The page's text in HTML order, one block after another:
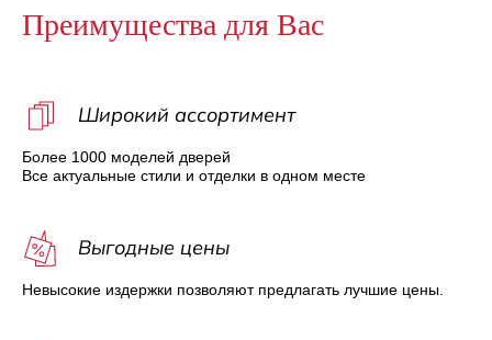
Преимущества для Вас
Широкий ассортимент
Более 1000 моделей дверей
Все актуальные стили и отделки в одном месте
Выгодные цены
Невысокие издержки позволяют предлагать лучшие цены.